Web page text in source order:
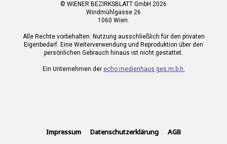
© WIENER BEZIRKSBLATT GmbH 2026
Windmühlgasse 26
1060 Wien.
Alle Rechte vorbehalten. Nutzung ausschließlich für den privaten
Eigenbedarf. Eine Weiterverwendung und Reproduktion über den
persönlichen Gebrauch hinaus ist nicht gestattet.
Ein Unternehmen der echo medienhaus ges.m.b.h.
Impressum Datenschutzerklärung AGB